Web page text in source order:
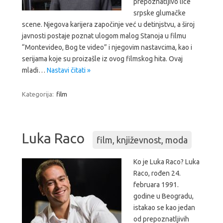
prepoznatljivo lice
srpske glumačke
scene. Njegova karijera započinje već u detinjstvu, a široj
javnosti postaje poznat ulogom malog Stanoja u filmu
“Montevideo, Bog te video” i njegovim nastavcima, kao i
serijama koje su proizašle iz ovog filmskog hita. Ovaj
mladi… Nastavi čitati »
Kategorija: film
Luka Raco film, književnost, moda
Ko je Luka Raco? Luka
Raco, rođen 24.
februara 1991.
godine u Beogradu,
istakao se kao jedan
od prepoznatljivih